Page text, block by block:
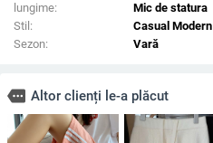
lungime:
Mic de statura
Stil:
Casual Modern
Sezon:
Vară
more Altor clienți le-a plăcut